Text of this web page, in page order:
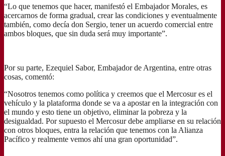
“Lo que tenemos que hacer, manifestó el Embajador Morales, es
acercarnos de forma gradual, crear las condiciones y eventualmente
también, como decía don Sergio, tener un acuerdo comercial entre
ambos bloques, que sin duda será muy importante”.
Por su parte, Ezequiel Sabor, Embajador de Argentina, entre otras
cosas, comentó:
“Nosotros tenemos como política y creemos que el Mercosur es el
vehículo y la plataforma donde se va a apostar en la integración con
el mundo y esto tiene un objetivo, eliminar la pobreza y la
desigualdad. Por supuesto el Mercosur debe ampliarse en su relación
con otros bloques, entra la relación que tenemos con la Alianza
Pacífico y realmente vemos ahí una gran oportunidad”.